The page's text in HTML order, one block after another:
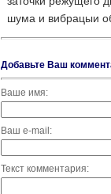
шума и вибрацыи
Добавьте Ваш
Ваше имя:
Ваш e-mail:
Текст комментария: